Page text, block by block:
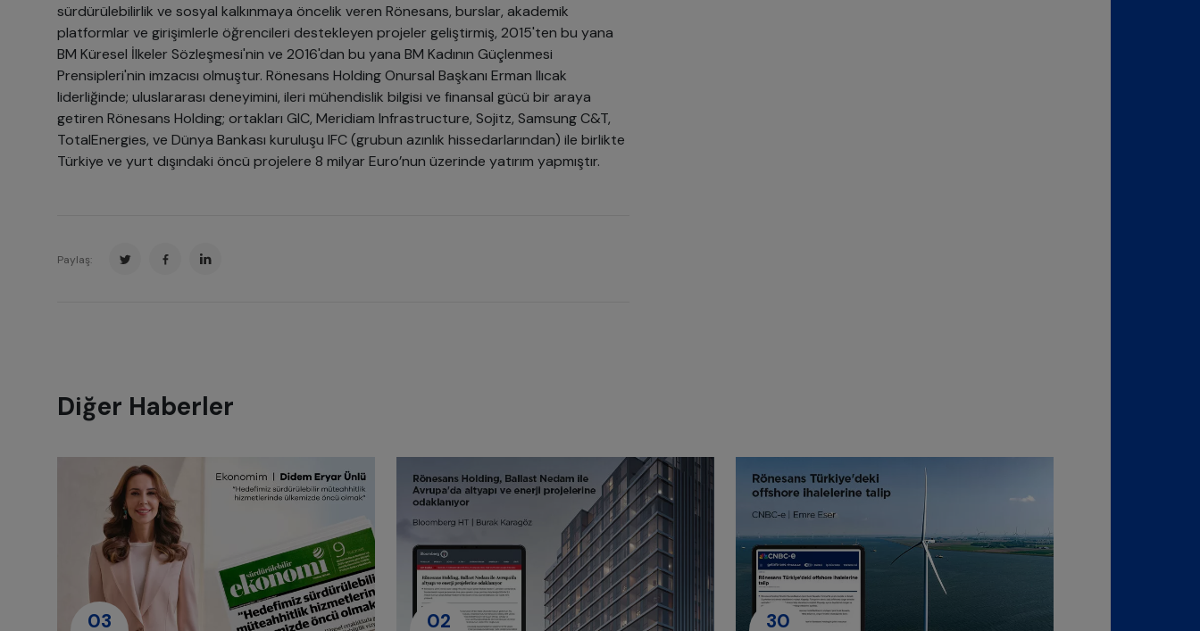
sürdürülebilirlik ve sosyal kalkınmaya öncelik veren Rönesans, burslar, akademik
platformlar ve girişimlerle öğrencileri destekleyen projeler geliştirmiş, 2015'ten bu yana
BM Küresel İlkeler Sözleşmesi'nin ve 2016'dan bu yana BM Kadının Güçlenmesi
Prensipleri'nin imzacısı olmuştur. Rönesans Holding Onursal Başkanı Erman Ilıcak
liderliğinde; uluslararası deneyimini, ileri mühendislik bilgisi ve finansal gücü bir araya
getiren Rönesans Holding; ortakları GIC, Meridiam Infrastructure, Sojitz, Samsung C&T,
TotalEnergies, ve Dünya Bankası kuruluşu IFC (grubun azınlık hissedarlarından) ile birlikte
Türkiye ve yurt dışındaki öncü projelere 8 milyar Euro’nun üzerinde yatırım yapmıştır.
Paylaş:
Diğer Haberler
03 02 30